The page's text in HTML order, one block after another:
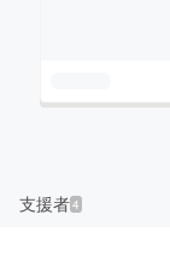
支援者4